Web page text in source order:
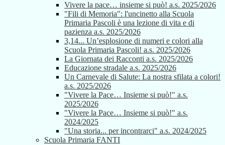
Vivere la pace… insieme si può! a.s. 2025/2026
"Fili di Memoria": l'uncinetto alla Scuola
Primaria Pascoli è una lezione di vita e di
pazienza a.s. 2025/2026
3,14... Un’esplosione di numeri e colori alla
Scuola Primaria Pascoli! a.s. 2025/2026
La Giornata dei Racconti a.s. 2025/2026
Educazione stradale a.s. 2025/2026
Un Carnevale di Salute: La nostra sfilata a colori!
a.s. 2025/2026
"Vivere la Pace… Insieme si può!" a.s.
2025/2026
"Vivere la Pace… Insieme si può!" a.s.
2024/2025
"Una storia... per incontrarci" a.s. 2024/2025
Scuola Primaria FANTI